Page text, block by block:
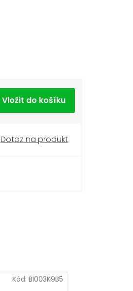
Dotaz na produkt
Kód: BI003K9B5